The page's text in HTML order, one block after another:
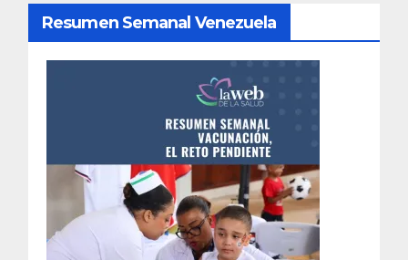
Resumen Semanal Venezuela